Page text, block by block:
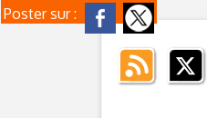
Poster sur :